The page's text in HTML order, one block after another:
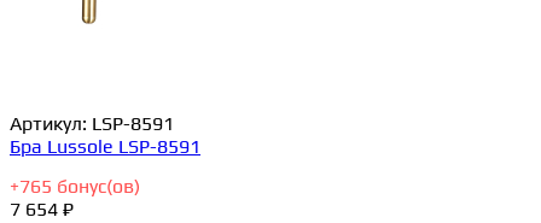
Артикул: LSP-8591
Бра Lussole LSP-8591
+765 бонус(ов)
7 654 ₽